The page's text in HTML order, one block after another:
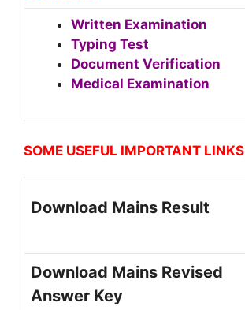
Written Examination
Typing Test
Document Verification
Medical Examination
SOME USEFUL IMPORTANT LINKS
Download Mains Result
Download Mains Revised
Answer Key